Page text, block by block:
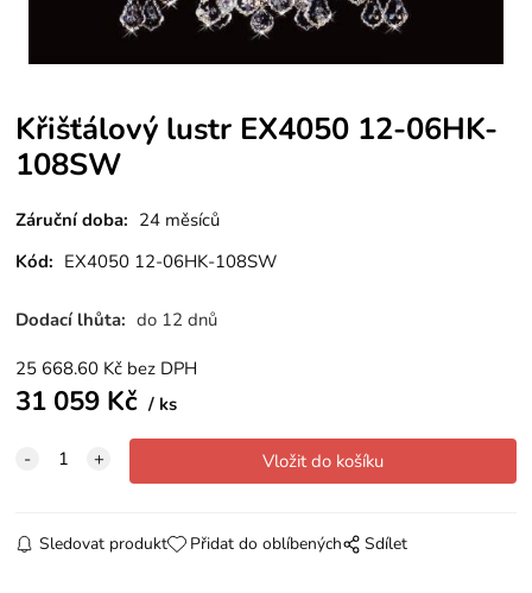
Křišťálový lustr EX4050 12-06HK-
108SW
Záruční doba: 24 měsíců
Kód: EX4050 12-06HK-108SW
Dodací lhůta: do 12 dnů
25 668.60 Kč bez DPH
31 059 Kč ks
Sledovat produkt Přidat do oblíbených Sdílet